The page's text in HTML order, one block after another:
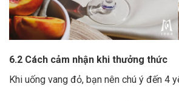
6.2 Cách cảm nhận khi thưởng thức
Khi uống vang đỏ, bạn nên chú ý đến 4